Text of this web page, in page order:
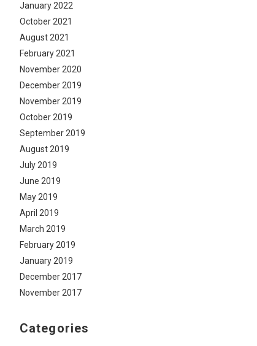
January 2022
October 2021
August 2021
February 2021
November 2020
December 2019
November 2019
October 2019
September 2019
August 2019
July 2019
June 2019
May 2019
April 2019
March 2019
February 2019
January 2019
December 2017
November 2017
Categories